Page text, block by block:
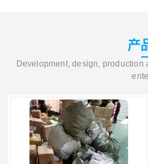
产
Development, design, production